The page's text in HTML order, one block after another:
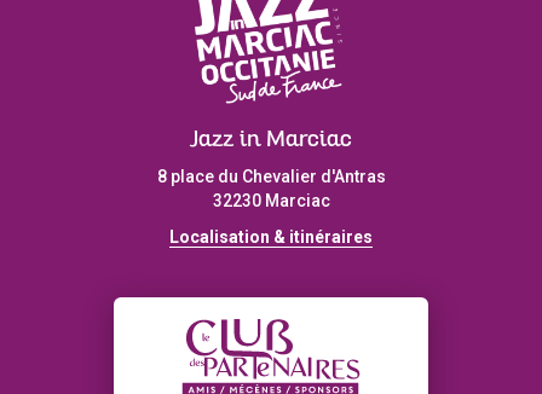
Jazz in Marciac
8 place du Chevalier d'Antras
32230 Marciac
Localisation & itinéraires